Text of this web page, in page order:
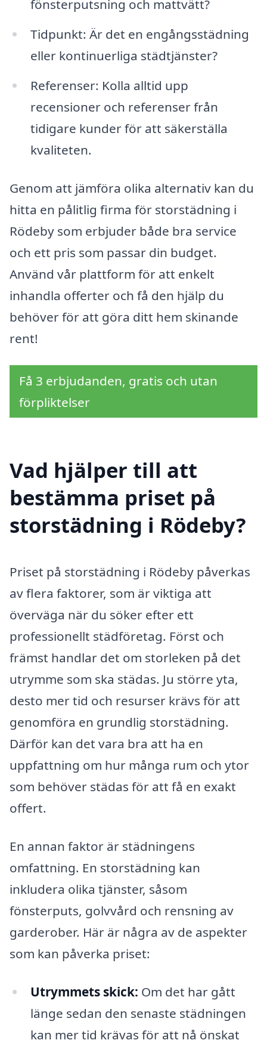
fönsterputsning och mattvätt?
Tidpunkt: Är det en engångsstädning
eller kontinuerliga städtjänster?
Referenser: Kolla alltid upp
recensioner och referenser från
tidigare kunder för att säkerställa
kvaliteten.
Genom att jämföra olika alternativ kan du
hitta en pålitlig firma för storstädning i
Rödeby som erbjuder både bra service
och ett pris som passar din budget.
Använd vår plattform för att enkelt
inhandla offerter och få den hjälp du
behöver för att göra ditt hem skinande
rent!
Få 3 erbjudanden, gratis och utan
förpliktelser
Vad hjälper till att
bestämma priset på
storstädning i Rödeby?
Priset på storstädning i Rödeby påverkas
av flera faktorer, som är viktiga att
överväga när du söker efter ett
professionellt städföretag. Först och
främst handlar det om storleken på det
utrymme som ska städas. Ju större yta,
desto mer tid och resurser krävs för att
genomföra en grundlig storstädning.
Därför kan det vara bra att ha en
uppfattning om hur många rum och ytor
som behöver städas för att få en exakt
offert.
En annan faktor är städningens
omfattning. En storstädning kan
inkludera olika tjänster, såsom
fönsterputs, golvvård och rensning av
garderober. Här är några av de aspekter
som kan påverka priset:
Utrymmets skick: Om det har gått
länge sedan den senaste städningen
kan mer tid krävas för att nå önskat